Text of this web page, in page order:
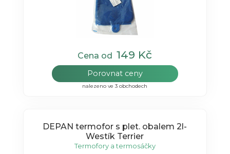
Cena od149 Kč
Porovnat ceny
nalezeno ve 3 obchodech
DEPAN termofor s plet. obalem 2l-
Westík Terrier
Termofory a termosáčky